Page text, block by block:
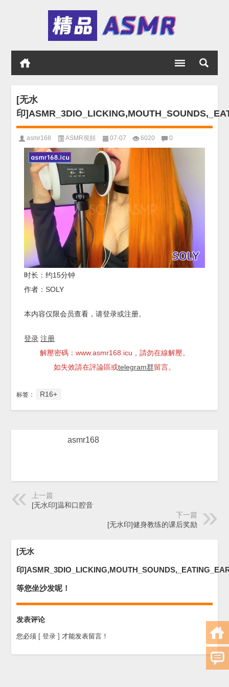
[无水
印
asmr168 ASMR視頻 07-07 6020 0
时长：约15分钟
作者：SOLY
本内容仅限会员查看，请登录或注册。
登录 注册
解壓密碼：www.asmr168.icu，請勿在線解壓。
如失效請在評論區或telegram群留言。
标签： R16+
asmr168
上一篇
[无水印]温和口腔音
下一篇
[无水印]健身教练的课后奖励
[无水
印
等您坐沙发呢！
发表评论
您必须 [ 登录 ] 才能发表留言！